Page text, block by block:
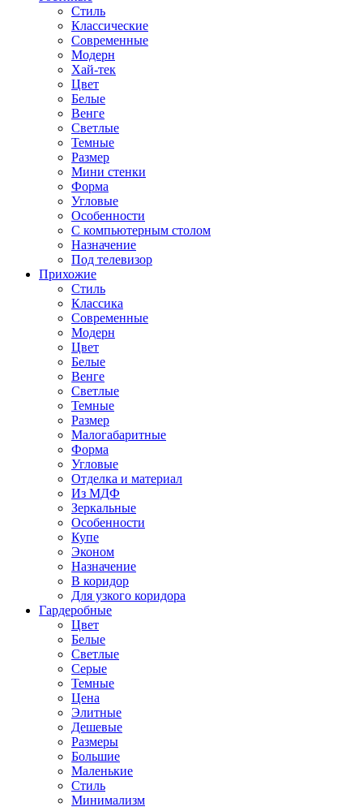
Стиль
Классические
Современные
Модерн
Хай-тек
Цвет
Белые
Венге
Светлые
Темные
Размер
Мини стенки
Форма
Угловые
Особенности
С компьютерным столом
Назначение
Под телевизор
Прихожие
Стиль
Классика
Современные
Модерн
Цвет
Белые
Венге
Светлые
Темные
Размер
Малогабаритные
Форма
Угловые
Отделка и материал
Из МДФ
Зеркальные
Особенности
Купе
Эконом
Назначение
В коридор
Для узкого коридора
Гардеробные
Цвет
Белые
Светлые
Серые
Темные
Цена
Элитные
Дешевые
Размеры
Большие
Маленькие
Стиль
Минимализм